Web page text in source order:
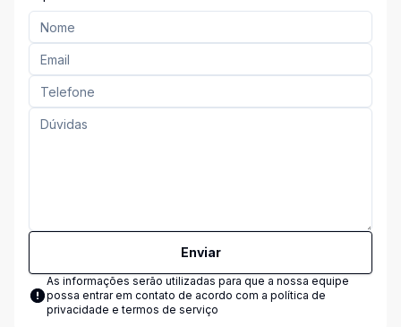
Enviar
As informações serão utilizadas para que a nossa equipe
possa entrar em contato de acordo com a política de
privacidade e termos de serviço